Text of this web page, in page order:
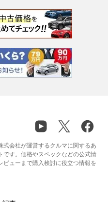
会社が運営するクルマに関するあ
です。価格やスペックなどの公式情
ューまで購入検討に役立つ情報を